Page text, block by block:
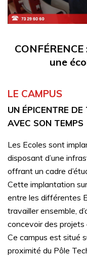
une
LE CAMPUS
UN ÉPICENTRE
AVEC SON TEMPS
Les Ecoles sont
disposant d’une
offrant un cadre
Cette implantation
entre les différentes
travailler ensemble,
concevoir des projets
Ce campus est situé
proximité du Pôle